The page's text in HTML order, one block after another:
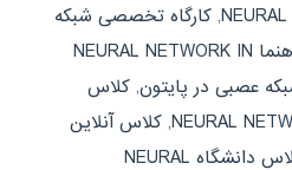
, کارگاه تخصصی شبکه
کتاب راهنما NEURAL NETWORK IN
عصبی در پایتون, کلاس
, کلاس آنلاین
کلاس دانشگاه NEURAL